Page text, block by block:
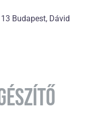
Budapest, Dávid